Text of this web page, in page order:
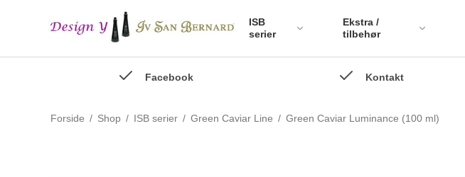
ISB
serier
Ekstra /
tilbehør
Facebook Kontakt
Forside / Shop / ISB serier / Green Caviar Line / Green Caviar Luminance (100 ml)